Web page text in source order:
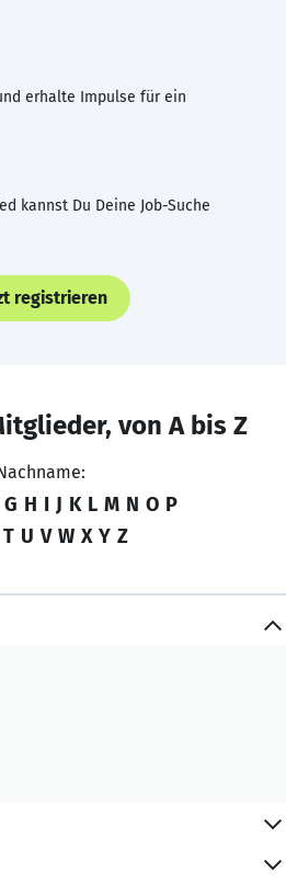
erhalte Impulse für ein
kannst Du Deine Job-Suche
registrieren
von A bis Z
G H I J K L M N O P
T U V W X Y Z